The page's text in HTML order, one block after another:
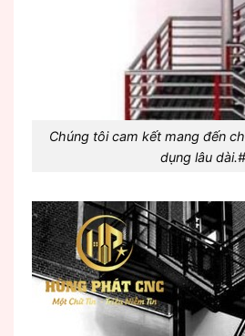
Chúng tôi cam kết mang đến
dụng lâu